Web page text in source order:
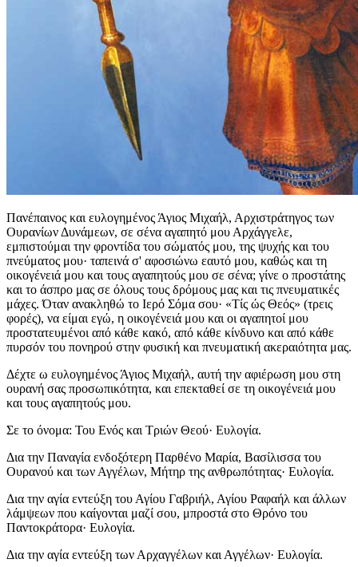
Πανέπαινος και ευλογημένος Άγιος Μιχαήλ, Αρχιστράτηγος των
Ουρανίων Δυνάμεων, σε σένα αγαπητό μου Αρχάγγελε,
εμπιστούμαι την φροντίδα του σώματός μου, της ψυχής και του
πνεύματος μου· ταπεινά σ' αφοσιώνω εαυτό μου, καθώς και τη
οικογένειά μου και τους αγαπητούς μου σε σένα; γίνε ο προστάτης
και το άσπρο μας σε όλους τους δρόμους μας και τις πνευματικές
μάχες. Όταν ανακληθώ το Ιερό Σόμα σου· «Τίς ώς Θεός» (τρεις
φορές), να είμαι εγώ, η οικογένειά μου και οι αγαπητοί μου
προστατευμένοι από κάθε κακό, από κάθε κίνδυνο και από κάθε
πυρσόν του πονηρού στην φυσική και πνευματική ακεραιότητα μας.
Δέχτε ω ευλογημένος Άγιος Μιχαήλ, αυτή την αφιέρωση μου στη
ουρανή σας προσωπικότητα, και επεκταθεί σε τη οικογένειά μου
και τους αγαπητούς μου.
Σε το όνομα: Του Ενός και Τριών Θεού· Ευλογία.
Δια την Παναγία ενδοξότερη Παρθένο Μαρία, Βασίλισσα του
Ουρανού και των Αγγέλων, Μήτηρ της ανθρωπότητας· Ευλογία.
Δια την αγία εντεύξη του Αγίου Γαβριήλ, Αγίου Ραφαήλ και άλλων
λάμψεων που καίγονται μαζί σου, μπροστά στο Θρόνο του
Παντοκράτορα· Ευλογία.
Δια την αγία εντεύξη των Αρχαγγέλων και Αγγέλων· Ευλογία.